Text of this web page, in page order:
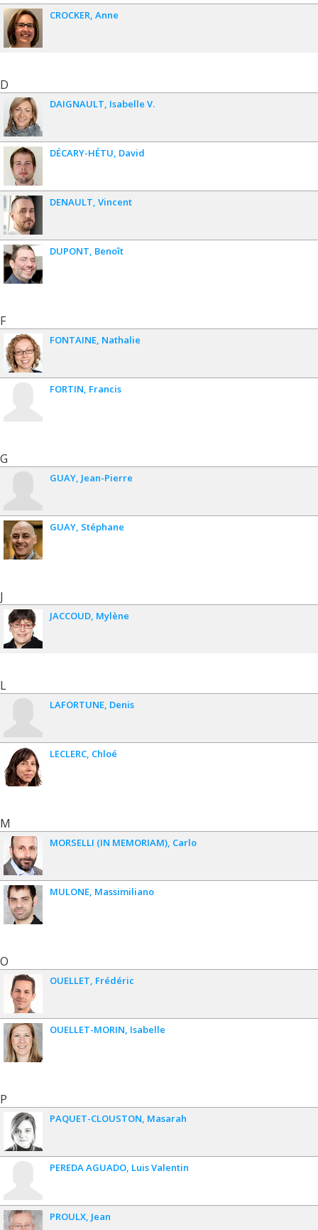
CROCKER Anne
D
DAIGNAULT Isabelle V.
DÉCARY-HÉTU David
DENAULT Vincent
DUPONT Benoît
F
FONTAINE Nathalie
FORTIN Francis
G
GUAY Jean-Pierre
GUAY Stéphane
J
JACCOUD Mylène
L
LAFORTUNE Denis
LECLERC Chloé
M
MORSELLI (IN MEMORIAM) Carlo
MULONE Massimiliano
O
OUELLET Frédéric
OUELLET-MORIN Isabelle
P
PAQUET-CLOUSTON Masarah
PEREDA AGUADO Luis Valentin
PROULX Jean